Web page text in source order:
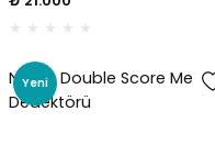
Yeni
Nokta Double Score Metal
Dedektörü
Başlıkları